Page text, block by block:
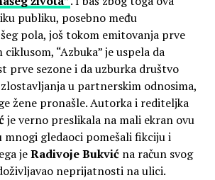
publiku, posebno među
pola, još tokom emitovanja prve
ciklusom, “Azbuka” je uspela da
prve sezone i da uzburka društvo
u partnerskim odnosima,
žene pronašle. Autorka i rediteljka
je verno preslikala na mali ekran ovu
mnogi gledaoci pomešali fikciju i
jeRadivoje Bukvićna račun svog
neprijatnosti na ulici.